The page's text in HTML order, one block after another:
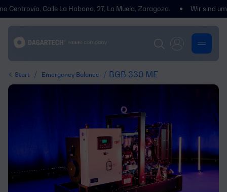
Calle La Habana, 27, La Muela, Zaragoza. Wir sind
Start / Emergency Balance / BGB 330 ME